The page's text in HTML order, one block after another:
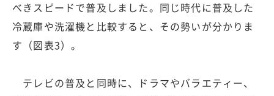
べきスピードで普及しました。同じ時代に普及した
冷蔵庫や洗濯機と比較すると、その勢いが分かりま
す（図表3）。
テレビの普及と同時に、ドラマやバラエティー、